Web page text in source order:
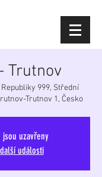
Trutnov
999, Střední
Trutnov 1, Česko
jsou uzavřeny
události